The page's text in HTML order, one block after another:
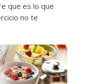
que es lo que
no te